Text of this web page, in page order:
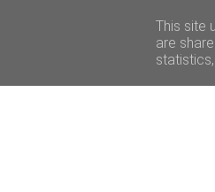
O Traveler deLuxeThis site
are